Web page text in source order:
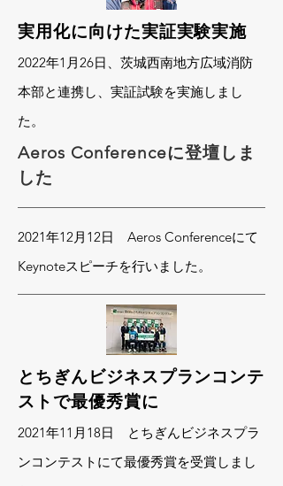
実用化に向けた実証実験実施
2022年1月26日、茨城西南地方広域消防
本部と連携し、実証試験を実施しまし
た。
Aeros Conferenceに登壇しま
した
2021年12月12日 Aeros Conferenceにて
Keynoteスピーチを行いました。
とちぎんビジネスプランコンテ
ストで最優秀賞に
2021年11月18日 とちぎんビジネスプラ
ンコンテストにて最優秀賞を受賞しまし